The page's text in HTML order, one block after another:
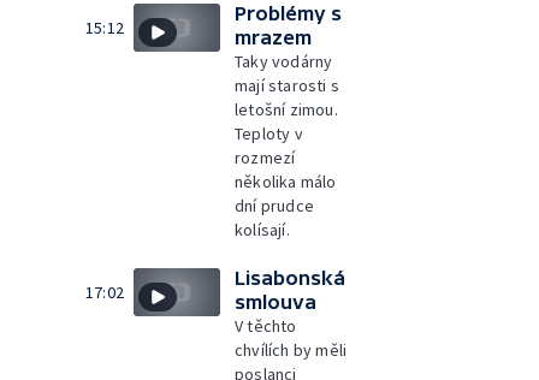
15:12
Problémy s
mrazem
Taky vodárny
mají starosti s
letošní zimou.
Teploty v
rozmezí
několika málo
dní prudce
kolísají.
17:02
Lisabonská
smlouva
V těchto
chvílích by měli
poslanci